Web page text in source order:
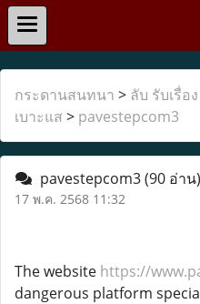
กระดานสนทนา > ลับ รับเรื่อ
เบาะแส > pavestepcom3
pavestepcom3(90 อ่าน)
17 พ.ค. 2568 11:32
The website https://
dangerous platform